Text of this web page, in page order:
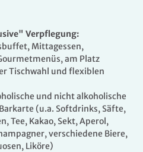
15 m² grosse 2-Bett-
die 2-Bett-Kabinen Fenster,
Alle Kabinen sind
inkludierter
Beauty-Produkten von
Klimaanlage, Dusche und
offen.
Verpflegung:
Mittagessen,
am Platz
Tischwahl und flexiblen
und nicht alkoholische
(u.a. Softdrinks, Säfte,
Tee, Kakao, Sekt, Aperol,
verschiedene Biere,
Liköre)